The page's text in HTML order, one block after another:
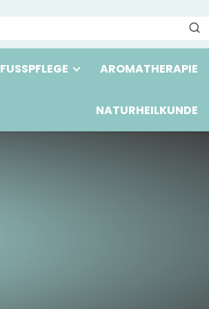
FUSSPFLEGE AROMATHERAPIE
NATURHEILKUNDE